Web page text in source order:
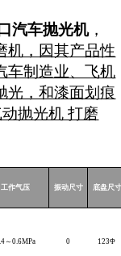
汽车抛光机，
机，因其产品性
车制造业、飞机
光，和漆面划痕
抛光机 打磨
工作气压 振动尺寸 底盘尺寸
～ 0.6MPa 0 123Φ